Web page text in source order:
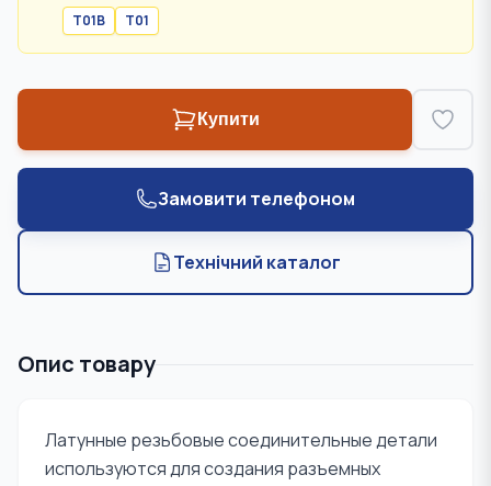
T01B T01
Купити
Замовити телефоном
Технічний каталог
Опис товару
Латунные резьбовые соединительные детали
используются для создания разъемных